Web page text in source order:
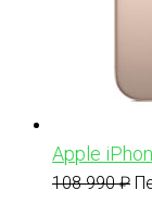
Apple
108 990₽